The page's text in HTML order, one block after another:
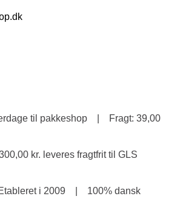
til pakkeshop | Fragt: 39,00
kr. leveres fragtfrit til GLS
i 2009 | 100% dansk